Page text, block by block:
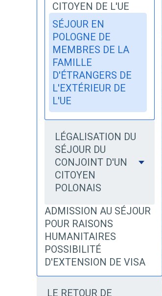
CITOYEN DE L'UE
SÉJOUR EN
POLOGNE DE
MEMBRES DE LA
FAMILLE
D'ÉTRANGERS DE
L'EXTÉRIEUR DE
L'UE
LÉGALISATION DU
SÉJOUR DU
CONJOINT D'UN
CITOYEN
POLONAIS
ADMISSION AU SÉJOUR
POUR RAISONS
HUMANITAIRES
POSSIBILITÉ
D'EXTENSION DE VISA
LE RETOUR DE